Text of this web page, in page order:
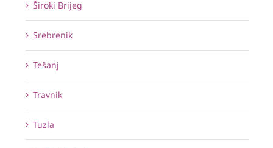
Široki Brijeg
Srebrenik
Tešanj
Travnik
Tuzla